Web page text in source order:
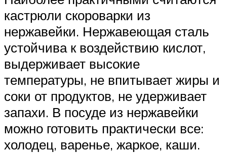
кастрюли скороварки из
нержавейки. Нержавеющая сталь
устойчива к воздействию кислот,
выдерживает высокие
температуры, не впитывает жиры и
соки от продуктов, не удерживает
запахи. В посуде из нержавейки
можно готовить практически все:
холодец, варенье, жаркое, каши.